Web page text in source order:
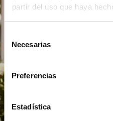
partir del uso que haya
Necesarias
Preferencias
Estadística